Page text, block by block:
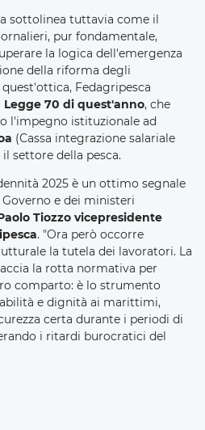
sottolinea tuttavia come il
pur fondamentale,
la logica dell'emergenza
della riforma degli
Fedagripesca
Legge 70 di quest'anno, che
l'impegno istituzionale ad
(Cassa integrazione salariale
settore della pesca.
2025 è un ottimo segnale
e dei ministeri
Tiozzo vicepresidente
. "Ora però occorre
la tutela dei lavoratori. La
la rotta normativa per
comparto: è lo strumento
e dignità ai marittimi,
certa durante i periodi di
i ritardi burocratici del